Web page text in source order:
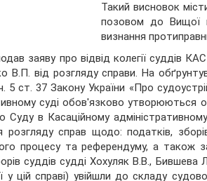
Такий висновок
позовом до Вищої
визнання
заяву про відвід колегії суддів
В.П. від розгляду справи. На
5 ст. 37 Закону України «Про
суді обов'язково утворюються
Суду в Касаційному
справ щодо: податків,
процесу та референдуму, а також
суддів судді Хохуляк В.В., Бившева
у цій справі) увійшли до складу